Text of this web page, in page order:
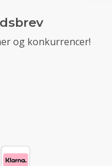
og konkurrencer!